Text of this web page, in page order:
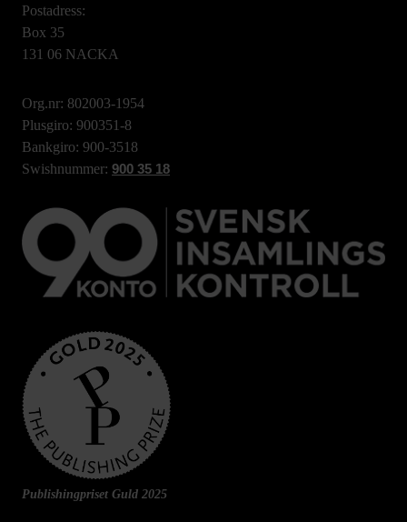
Postadress:
Box 35
131 06 NACKA
Org.nr: 802003-1954
Plusgiro: 900351-8
Bankgiro: 900-3518
Swishnummer: 900 35 18
Publishingpriset Guld 2025